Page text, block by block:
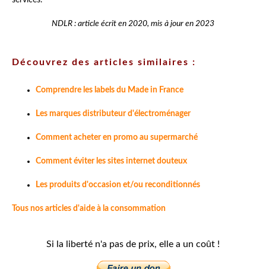
NDLR : article écrit en 2020, mis à jour en 2023
Découvrez des articles similaires :
Comprendre les labels du Made in France
Les marques distributeur d'électroménager
Comment acheter en promo au supermarché
Comment éviter les sites internet douteux
Les produits d'occasion et/ou reconditionnés
Tous nos articles d'aide à la consommation
Si la liberté n'a pas de prix, elle a un coût !